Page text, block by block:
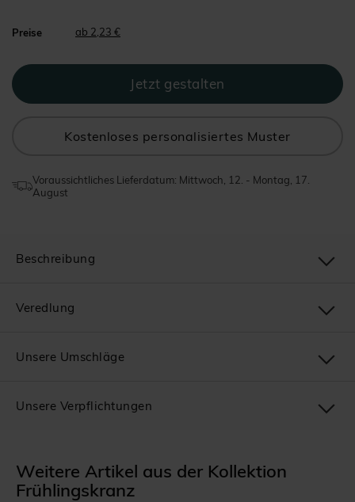
Preise ab 2,23 €
Kostenloses personalisiertes Muster
Voraussichtliches Lieferdatum: Mittwoch, 12. - Montag, 17.
August
Weitere Artikel aus der Kollektion
Frühlingskranz
Beschreibung
Veredlung
Unsere Umschläge
Unsere Verpflichtungen